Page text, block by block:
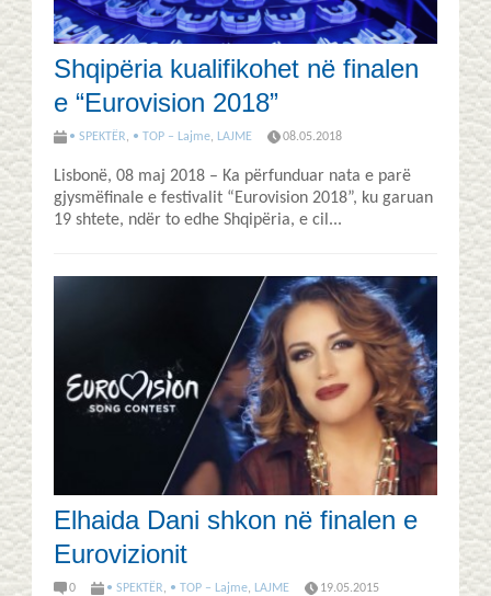
Shqipëria kualifikohet në finalen
e “Eurovision 2018”
• SPEKTËR, • TOP – Lajme, LAJME 08.05.2018
Lisbonë, 08 maj 2018 – Ka përfunduar nata e parë
gjysmëfinale e festivalit “Eurovision 2018”, ku garuan
19 shtete, ndër to edhe Shqipëria, e cil...
Elhaida Dani shkon në finalen e
Eurovizionit
0 • SPEKTËR, • TOP – Lajme, LAJME 19.05.2015